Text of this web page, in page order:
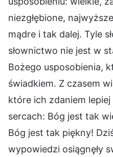
niezgłębione,
mądre i tak dalej. Tyle
słownictwo nie jest w
Bożego usposobienia,
świadkiem. Z czasem
które ich zdaniem lepiej
sercach: Bóg jest tak
Bóg jest tak piękny!
wypowiedzi osiągnęły